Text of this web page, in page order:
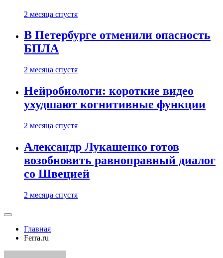
2 месяца спустя
В Петербурге отменили опасность
БПЛА
2 месяца спустя
Нейробиологи: короткие видео
ухудшают когнитивные функции
2 месяца спустя
Александр Лукашенко готов
возобновить равноправный диалог
со Швецией
2 месяца спустя
Главная
Ferra.ru